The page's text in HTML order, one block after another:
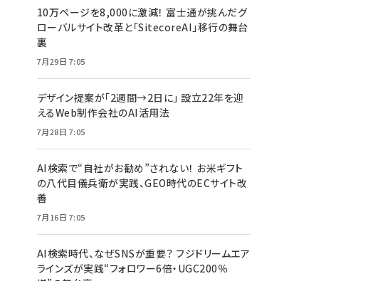
10万ページを8,000に激減！ 富士通が挑んだグ
ローバルサイト改革と「SitecoreAI」移行の舞台
裏
7月29日 7:05
デザイン提案が「2週間→2日に」 設立22年を迎
えるWeb制作会社のAI活用法
7月28日 7:05
AI検索で“自社がお勧め”されない！ お米ギフト
の八代目儀兵衛が実践、GEO時代のECサイト改
善
7月16日 7:05
AI検索時代、なぜSNSが重要？ フジドリームエア
ラインズが実践“フォロワー6倍・UGC200％